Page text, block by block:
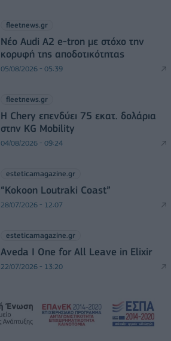
fleetnews.gr
Νέο Audi A2 e-tron με στόχο την
κορυφή της αποδοτικότητας
05/08/2026 - 05:39
fleetnews.gr
Η Chery επενδύει 75 εκατ. δολάρια
στην KG Mobility
04/08/2026 - 09:24
esteticamagazine.gr
“Kokoon Loutraki Coast”
28/07/2026 - 12:07
esteticamagazine.gr
Aveda I One for All Leave in Elixir
22/07/2026 - 13:20